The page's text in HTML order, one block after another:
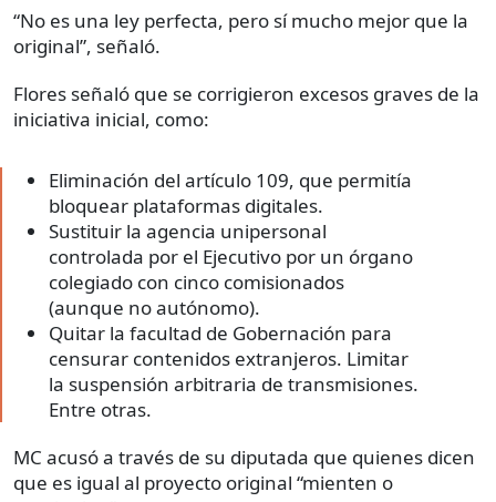
“No es una ley perfecta, pero sí mucho mejor que la
original”, señaló.
Flores señaló que se corrigieron excesos graves de la
iniciativa inicial, como:
Eliminación del artículo 109, que permitía
bloquear plataformas digitales.
Sustituir la agencia unipersonal
controlada por el Ejecutivo por un órgano
colegiado con cinco comisionados
(aunque no autónomo).
Quitar la facultad de Gobernación para
censurar contenidos extranjeros. Limitar
la suspensión arbitraria de transmisiones.
Entre otras.
MC acusó a través de su diputada que quienes dicen
que es igual al proyecto original “mienten o